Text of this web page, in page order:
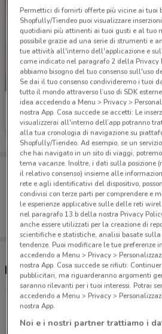
-2 GIORNI
Famila Superstore
Scade domenica 6 km
Porta DoveConviene
Puoi trovare le migliori
salvarle e creare la tua lista
dal tuo cellulare.
Negozi Famila Superstore a
Via Tonale, 50 Seveso
6 km
APERTO
Permettici di fornirti offerte più vicine ai tuoi
Shopfully/Tiendeo puoi visualizzare
quotidiani più attinenti ai tuoi gusti e al tuo
possibile grazie ad una serie di strumenti e
tue attività all'interno dell'applicazione e
come indicato nel paragrafo 2 della Privacy
abbiamo bisogno del tuo consenso sull'uso
Se dai il tuo consenso condivideremo i tuoi
tutto il mondo attraverso l’uso di SDK
idea accedendo a Menu > Privacy >
nostra App. Cosa succede se accetti: Le
visualizzerai all'interno dell’app potranno
alla tua cronologia di navigazione su
Shopfully/Tiendeo. Ad esempio, se un
che hai navigato in un sito di viaggi,
tema vacanze. Inoltre, i dati sulla posizione
il relativo consenso) insieme alle
rete e agli identificativi del dispositivo,
condivisi con terze parti per comprendere e
le esperienze applicative sulle delle reti
nel paragrafo 13.b della nostra Privacy
anche essere utilizzati per la creazione di
scientifiche e statistiche, analisi basate
tendenze. Puoi modificare le tue preferenze
accedendo a Menu > Privacy >
nostra App. Cosa succede se rifiuti:
pubblicitari, ma riguarderanno argomenti
saranno rilevanti per i tuoi interessi. Potrai
accedendo a Menu > Privacy >
nostra App.
Noi e i nostri partner trattiamo i